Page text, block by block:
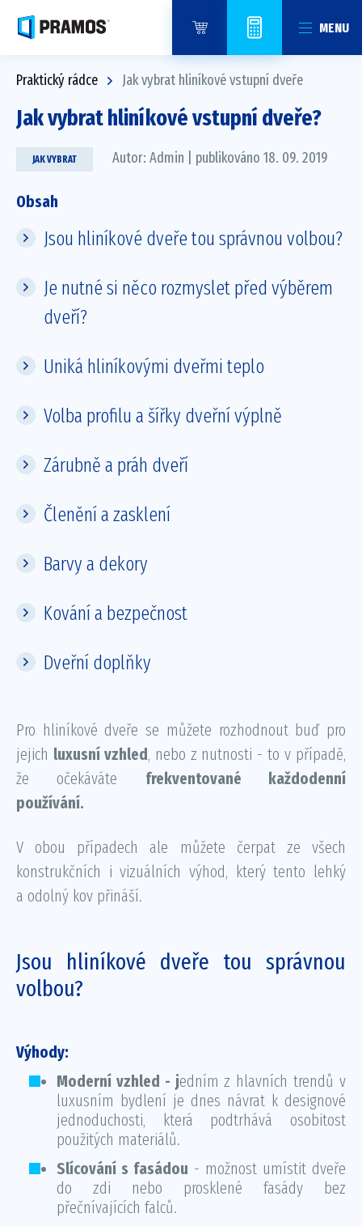
MENU
Praktický rádce Jak vybrat hliníkové vstupní dveře
Jak vybrat hliníkové vstupní dveře?
JAK VYBRAT Autor: Admin | publikováno 18. 09. 2019
Obsah
Jsou hliníkové dveře tou správnou volbou?
Je nutné si něco rozmyslet před výběrem
dveří?
Uniká hliníkovými dveřmi teplo
Volba profilu a šířky dveřní výplně
Zárubně a práh dveří
Členění a zasklení
Barvy a dekory
Kování a bezpečnost
Dveřní doplňky
Pro hliníkové dveře se můžete rozhodnout buď pro
jejich luxusní vzhled, nebo z nutnosti - to v případě,
že očekáváte frekventované každodenní
používání.
V obou případech ale můžete čerpat ze všech
konstrukčních i vizuálních výhod, který tento lehký
a odolný kov přináší.
Jsou hliníkové dveře tou správnou
volbou?
Výhody:
Moderní vzhled - jedním z hlavních trendů v
luxusním bydlení je dnes návrat k designové
jednoduchosti, která podtrhává osobitost
použitých materiálů.
Slícování s fasádou - možnost umístit dveře
do zdi nebo prosklené fasády bez
přečnívajících falců.